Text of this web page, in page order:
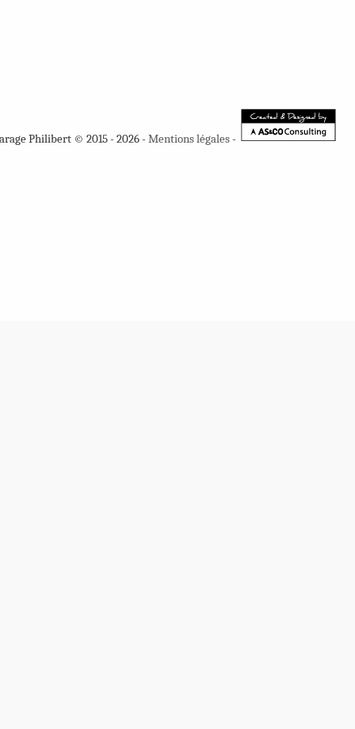
Philibert © 2015 - 2026 -Mentions légales-